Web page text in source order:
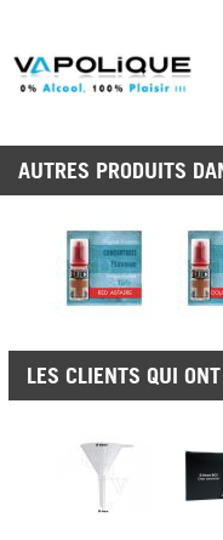
AUTRES PRODUITS
LES CLIENTS QUI